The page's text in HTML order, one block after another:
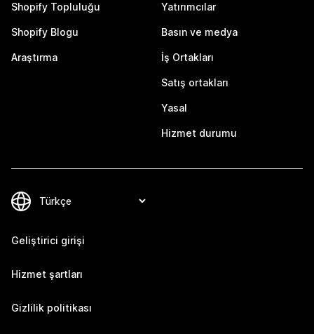
Shopify Topluluğu
Shopify Blogu
Araştırma
Yatırımcılar
Basın ve medya
İş Ortakları
Satış ortakları
Yasal
Hizmet durumu
Geliştirici girişi
Hizmet şartları
Gizlilik politikası